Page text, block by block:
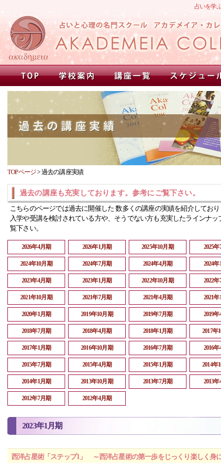
占いを学
TOPページ>過去の講座実績
過去の講座も充実しております。参考にご覧下さい。
こちらのページでは過去に開催した 数多くの講座の実績を紹介してお
入学や受講を検討されている方や、そうでない方も充実したラインナッ
覧下さい。
2026年4月期 2026年1月期 2025年10月期 2025
2024年10月期 2024年7月期 2024年4月期 2024
2023年4月期 2023年1月期 2022年10月期 2022
2021年10月期 2021年7月期 2021年4月期 2021
2020年1月期 2019年10月期 2019年7月期 2019
2018年7月期 2018年4月期 2018年1月期 2017年
2017年1月期 2016年10月期 2016年7月期 2016
2015年7月期 2015年4月期 2015年1月期 2014年
2014年1月期 2013年10月期 2013年7月期 2013
2012年7月期 2012年4月期
2023年1月期
西洋占星術「ステップ1」 ～西洋占星術の第一歩をじっくり楽しく身